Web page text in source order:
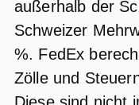
außerhalb der
Schweizer
%. FedEx
Zölle und